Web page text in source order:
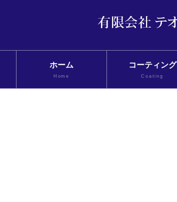
ホーム
Home
コーティング
Coating